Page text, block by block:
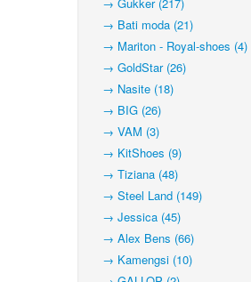
→ Bati moda (21)
→ Mariton - Royal-shoes (4)
→ GoldStar (26)
→ Nasite (18)
→ BIG (26)
→ VAM (3)
→ KitShoes (9)
→ Tiziana (48)
→ Steel Land (149)
→ Jessica (45)
→ Alex Bens (66)
→ Kamengsi (10)